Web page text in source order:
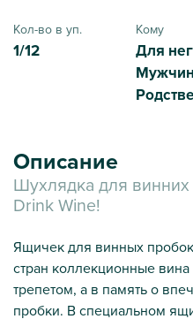
Кол-во в уп.
1/12
Кому
Для
Описание
Шухлядка для винних
Drink Wine!
Ящичек для винных
стран коллекционные
трепетом, а в память о
пробки. В специальном